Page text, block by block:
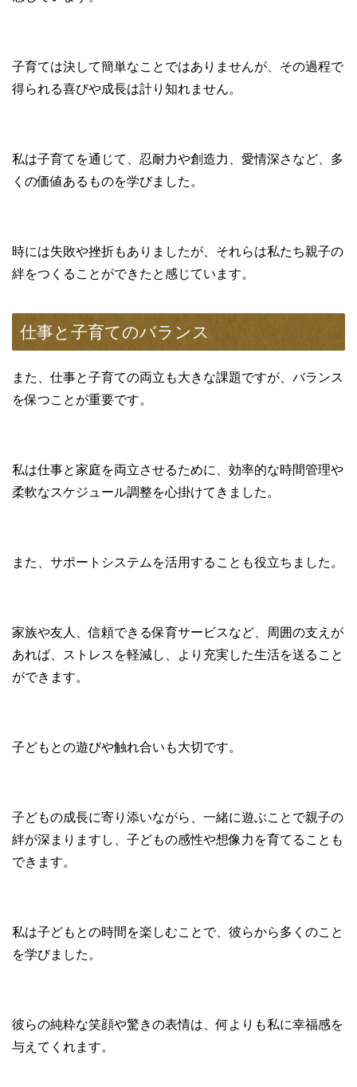
子育ては決して簡単なことではありませんが、その過程で
得られる喜びや成長は計り知れません。
私は子育てを通じて、忍耐力や創造力、愛情深さなど、多
くの価値あるものを学びました。
時には失敗や挫折もありましたが、それらは私たち親子の
絆をつくることができたと感じています。
仕事と子育てのバランス
また、仕事と子育ての両立も大きな課題ですが、バランス
を保つことが重要です。
私は仕事と家庭を両立させるために、効率的な時間管理や
柔軟なスケジュール調整を心掛けてきました。
また、サポートシステムを活用することも役立ちました。
家族や友人、信頼できる保育サービスなど、周囲の支えが
あれば、ストレスを軽減し、より充実した生活を送ること
ができます。
子どもとの遊びや触れ合いも大切です。
子どもの成長に寄り添いながら、一緒に遊ぶことで親子の
絆が深まりますし、子どもの感性や想像力を育てることも
できます。
私は子どもとの時間を楽しむことで、彼らから多くのこと
を学びました。
彼らの純粋な笑顔や驚きの表情は、何よりも私に幸福感を
与えてくれます。